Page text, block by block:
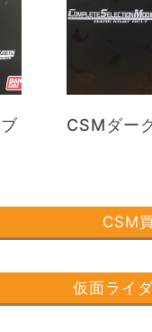
CSMダー
CSM
仮面ライ